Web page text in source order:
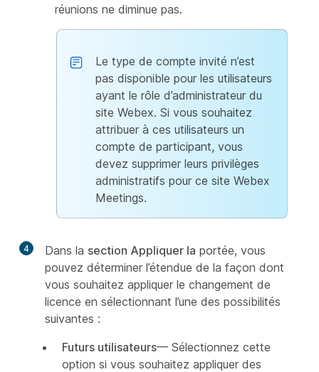
réunions ne diminue pas.
Le type de compte invité n’est
pas disponible pour les utilisateurs
ayant le rôle d’administrateur du
site Webex. Si vous souhaitez
attribuer à ces utilisateurs un
compte de participant, vous
devez supprimer leurs privilèges
administratifs pour ce site Webex
Meetings.
4 Dans la section Appliquer la portée, vous
pouvez déterminer l’étendue de la façon dont
vous souhaitez appliquer le changement de
licence en sélectionnant l’une des possibilités
suivantes :
Futurs utilisateurs— Sélectionnez cette
option si vous souhaitez appliquer des